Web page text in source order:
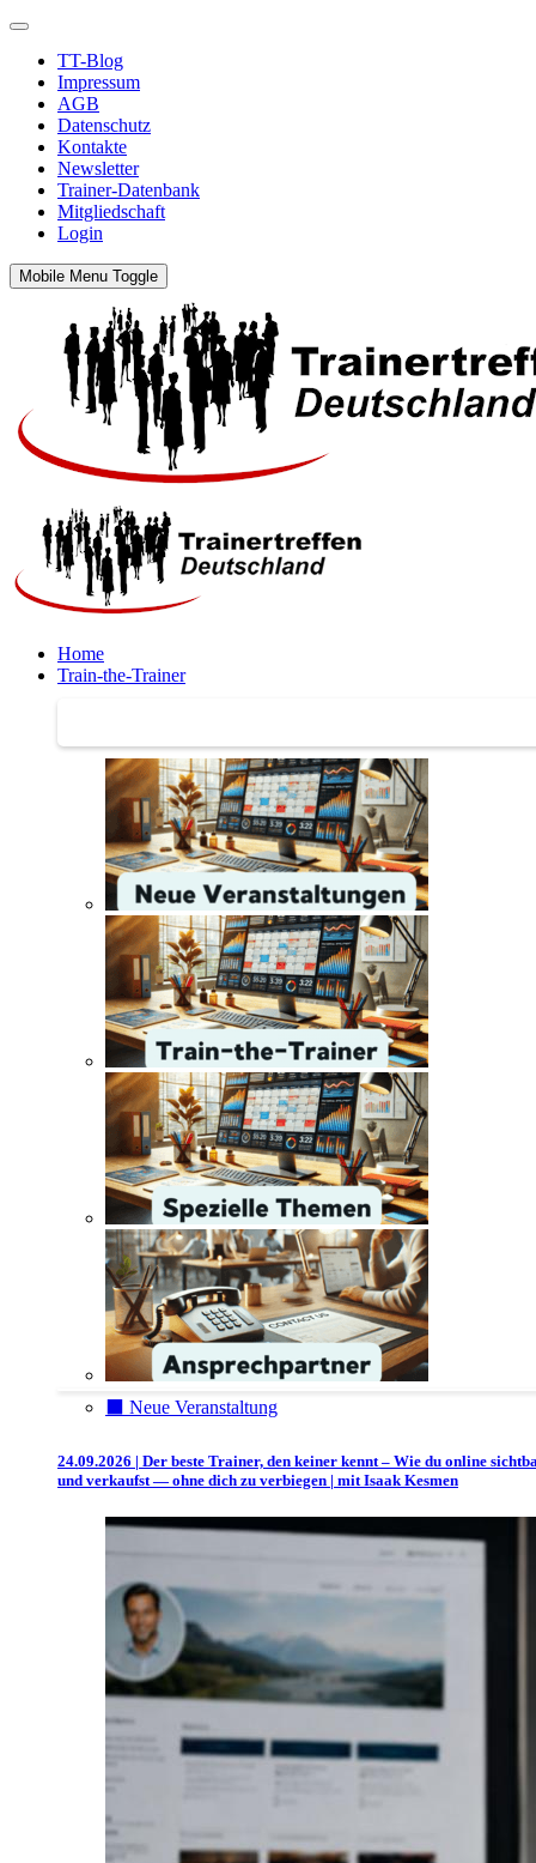
TT-Blog
Impressum
AGB
Datenschutz
Kontakte
Newsletter
Trainer-Datenbank
Mitgliedschaft
Login
Mobile Menu Toggle
Home
Train-the-Trainer
⬛️ Neue Veranstaltung
24.09.2026 | Der beste Trainer, den keiner kennt – Wie du online
und verkaufst — ohne dich zu verbiegen | mit Isaak Kesmen